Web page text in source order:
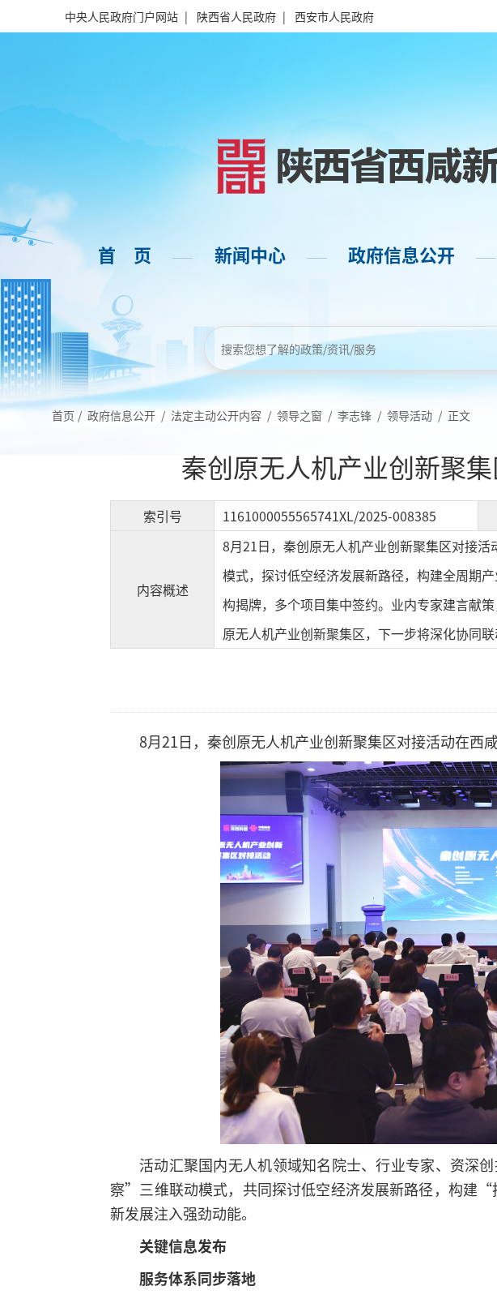
中央人民政府门户网站 | 陕西省人民政府 | 西安市人民政府
首 页 —— 新闻中心 —— 政府信息公开 ——
首页 / 政府信息公开 / 法定主动公开内容 / 领导之窗 / 李志锋 / 领导活动 / 正文
秦创原无人机产业创新聚
索引号 1161000055565741XL/2025-008385
内容概述
8月21日，秦创原无人机产业创新聚集区对接
模式，探讨低空经济发展新路径，构建全周期
构揭牌，多个项目集中签约。业内专家建言献
原无人机产业创新聚集区，下一步将深化协同
8月21日，秦创原无人机产业创新聚集区对接活动在西
活动汇聚国内无人机领域知名院士、行业专家、资深
察”三维联动模式，共同探讨低空经济发展新路径，构建
新发展注入强劲动能。
关键信息发布
服务体系同步落地